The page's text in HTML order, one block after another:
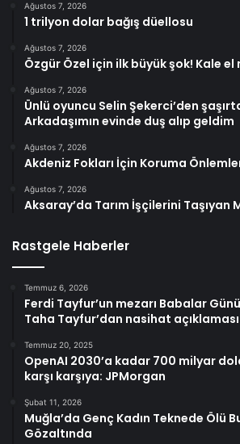
Ağustos 7, 2026
1 trilyon dolar bağış düellosu
Ağustos 7, 2026
Özgür Özel için ilk büyük şok! Kale
Ağustos 7, 2026
Ünlü oyuncu Selin Şekerci’den
Arkadaşımın evinde duş alıp geldim
Ağustos 7, 2026
Akdeniz Fokları İçin Koruma
Ağustos 7, 2026
Aksaray’da Tarım İşçilerini Taşıyan
Rastgele Haberler
Temmuz 6, 2026
Ferdi Tayfur’un mezarı Babalar
Taha Tayfur’dan nasihat
Temmuz 20, 2025
OpenAI 2030’a kadar 700 milyar
karşı karşıya: JPMorgan
Şubat 11, 2026
Muğla’da Genç Kadın Teknede Ölü
Gözaltında